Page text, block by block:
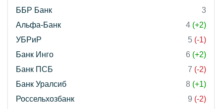
ББР Банк
3
Альфа-Банк
4 (+2)
УБРиР
5 (-1)
Банк Инго
6 (+2)
Банк ПСБ
7 (-2)
Банк Уралсиб
8 (+1)
Россельхозбанк
9 (-2)